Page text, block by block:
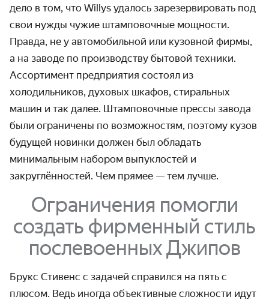
дело в том, что Willys удалось зарезервировать под
свои нужды чужие штамповочные мощности.
Правда, не у автомобильной или кузовной фирмы,
а на заводе по производству бытовой техники.
Ассортимент предприятия состоял из
холодильников, духовых шкафов, стиральных
машин и так далее. Штамповочные прессы завода
были ограничены по возможностям, поэтому кузов
будущей новинки должен был обладать
минимальным набором выпуклостей и
закруглённостей. Чем прямее — тем лучше.
Ограничения помогли
создать фирменный стиль
послевоенных Джипов
Брукс Стивенс с задачей справился на пять с
плюсом. Ведь иногда объективные сложности идут